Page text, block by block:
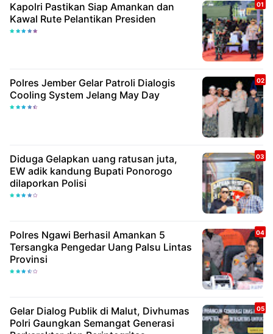
Kapolri Pastikan Siap Amankan dan
Kawal Rute Pelantikan Presiden
Polres Jember Gelar Patroli Dialogis
Cooling System Jelang May Day
Diduga Gelapkan uang ratusan juta,
EW adik kandung Bupati Ponorogo
dilaporkan Polisi
Polres Ngawi Berhasil Amankan 5
Tersangka Pengedar Uang Palsu Lintas
Provinsi
Gelar Dialog Publik di Malut, Divhumas
Polri Gaungkan Semangat Generasi